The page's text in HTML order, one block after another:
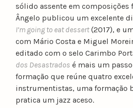
sólido assente em composições
Ângelo publicou um excelente
I’m going to eat dessert(2017), e
com Mário Costa e Miguel
editado com o selo Carimbo
dos Desastrados é mais um
formação que reúne quatro
instrumentistas, uma formação
pratica um jazz aceso.